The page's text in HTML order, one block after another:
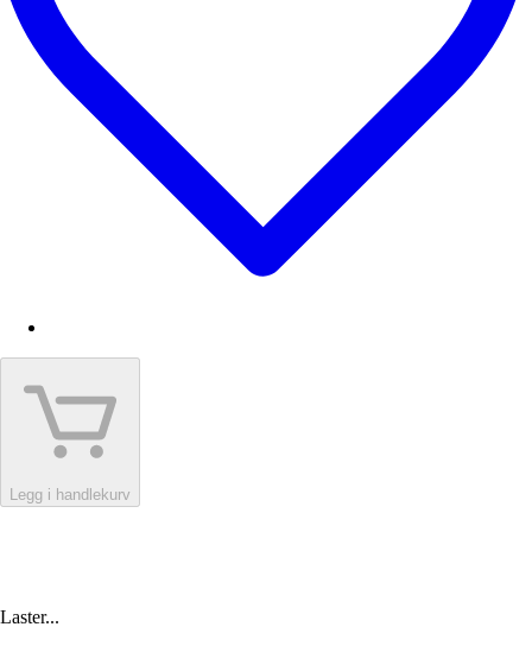
Legg i handlekurv
Laster...